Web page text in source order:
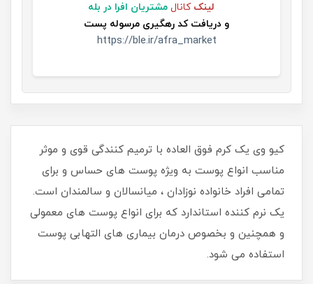
لینک کانال مشتریان افرا در بله
و دریافت کد رهگیری مرسوله پست
https://ble.ir/afra_market
کیو وی یک کرم فوق العاده با ترمیم کنندگی قوی و موثر
مناسب انواع پوست به ویژه پوست های حساس و برای
تمامی افراد خانواده نوزادان ، میانسالان و سالمندان است.
یک نرم کننده استاندارد که برای انواع پوست های معمولی
و همچنین و بخصوص درمان بیماری های التهابی پوست
استفاده می شود.